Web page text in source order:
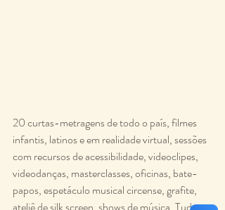
20 curtas-metragens de todo o país, filmes
infantis, latinos e em realidade virtual, sessões
com recursos de acessibilidade, videoclipes,
videodanças, masterclasses, oficinas, bate-
papos, espetáculo musical circense, grafite,
ateliê de silk screen, shows de música. Tudo